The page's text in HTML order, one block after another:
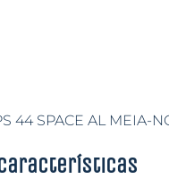
44 SPACE AL MEIA-